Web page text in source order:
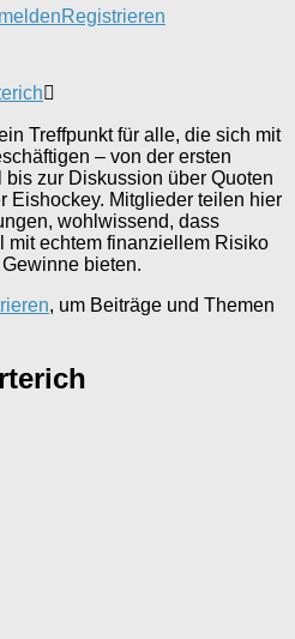
Registrieren
Treffpunkt für alle, die sich mit
– von der ersten
zur Diskussion über Quoten
Eishockey. Mitglieder teilen hier
wohlwissend, dass
mit echtem finanziellem Risiko
bieten.
, um Beiträge und Themen